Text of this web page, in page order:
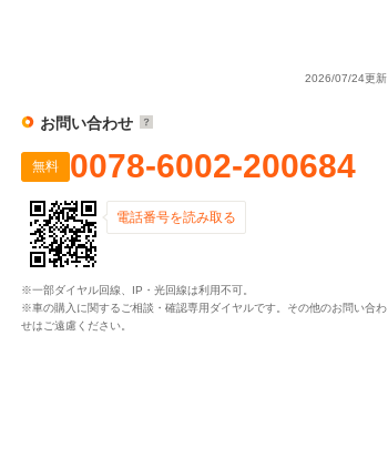
2026/07/24更新
お問い合わせ
無料 0078-6002-200684
電話番号を読み取る
※一部ダイヤル回線、IP・光回線は利用不可。
※車の購入に関するご相談・確認専用ダイヤルです。その他のお問い合わ
せはご遠慮ください。